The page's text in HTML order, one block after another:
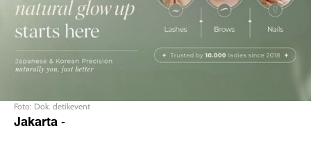
Foto: Dok. detikevent
Jakarta-